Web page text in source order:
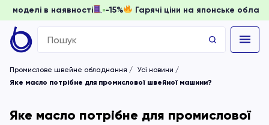
доки моделі в наявності -15% Гарячі ціни на
Search
for:
Промислове швейне обладнання
Усі новини
Яке масло потрібне для промислової швейної машини?
Яке масло потрібне для промислової